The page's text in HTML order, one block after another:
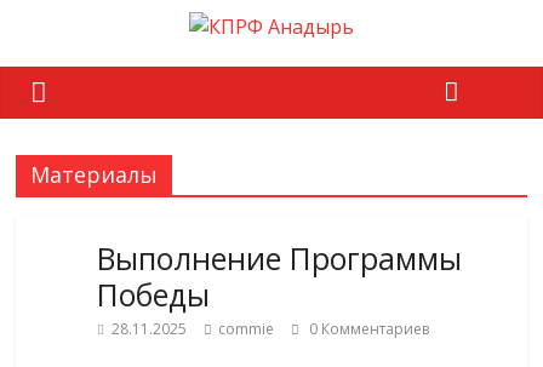
Материалы
Выполнение Программы
Победы
28.11.2025 commie 0 Комментариев